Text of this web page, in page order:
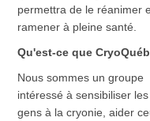
permettra de le réanimer
ramener à pleine santé.
Qu'est-ce que
Nous sommes un groupe
intéressé à sensibiliser les
gens à la cryonie, aider